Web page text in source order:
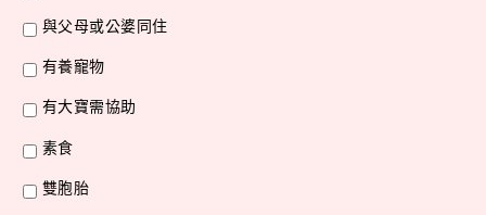
與父母或公婆同住
有養寵物
有大寶需協助
素食
雙胞胎